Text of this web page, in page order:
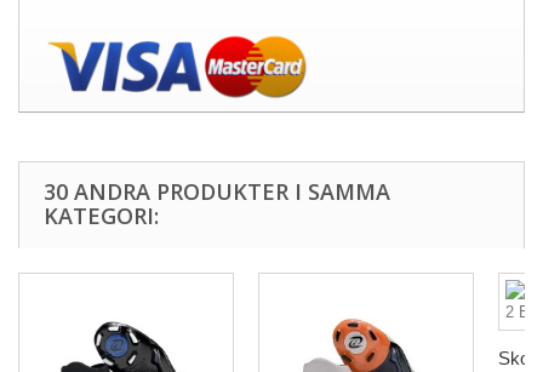
30 ANDRA PRODUKTER I SAMMA
KATEGORI:
Skor